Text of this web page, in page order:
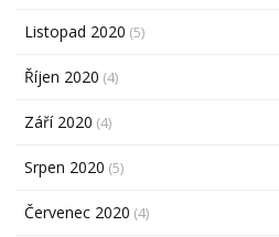
Listopad 2020 (5)
Říjen 2020 (4)
Září 2020 (4)
Srpen 2020 (5)
Červenec 2020 (4)